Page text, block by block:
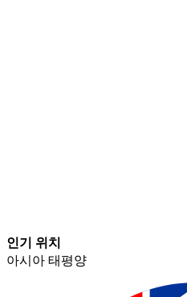
인기 위치​​
아시아 태평양​​